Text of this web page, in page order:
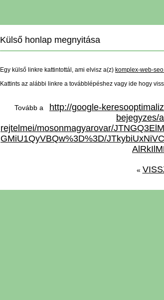
Külső honlap megnyitása
Egy külső linkre kattintottál, ami elvisz a(z) komplex-web-
Kattints az alábbi linkre a továbblépéshez vagy ide hogy
Tovább a
http://google-
bejegyzes/
rejtelmei/mosonmagyarovar/
GMiU1QyVBQw%3D%3D/
«